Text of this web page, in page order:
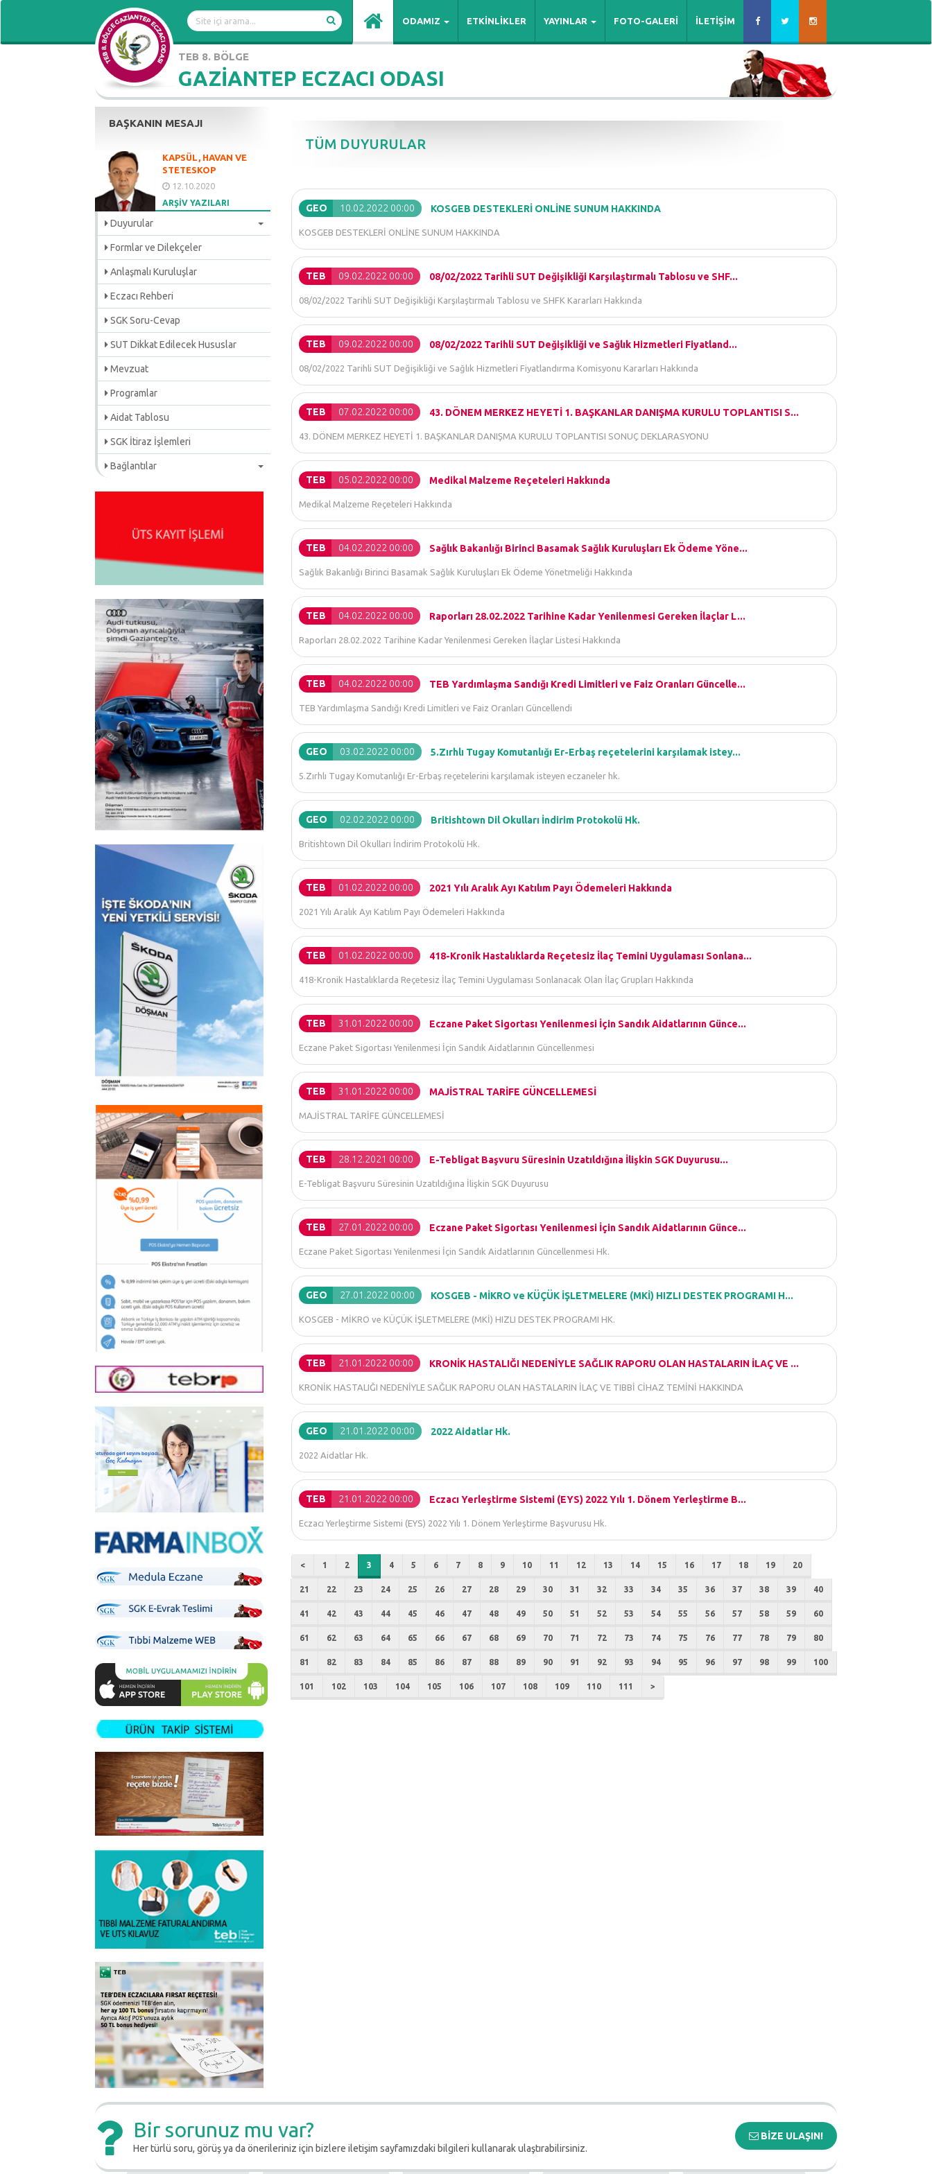
ODAMIZ ETKİNLİKLER YAYINLAR FOTO-GALERİ İLETİŞİM
TEB 8. BÖLGE
GAZİANTEP ECZACI ODASI
TÜM DUYURULAR
GEO 10.02.2022 00:00 KOSGEB DESTEKLERİ ONLİNE SUNUM HAKKINDA
KOSGEB DESTEKLERİ ONLİNE SUNUM HAKKINDA
TEB 09.02.2022 00:00 08/02/2022 Tarihli SUT Değişikliği Karşılaştırmalı Tablosu ve SHF...
08/02/2022 Tarihli SUT Değişikliği Karşılaştırmalı Tablosu ve SHFK Kararları Hakkında
TEB 09.02.2022 00:00 08/02/2022 Tarihli SUT Değişikliği ve Sağlık Hizmetleri Fiyatland...
08/02/2022 Tarihli SUT Değişikliği ve Sağlık Hizmetleri Fiyatlandırma Komisyonu Kararları Hakkında
TEB 07.02.2022 00:00 43. DÖNEM MERKEZ HEYETİ 1. BAŞKANLAR DANIŞMA KURULU TOPLANTISI S...
43. DÖNEM MERKEZ HEYETİ 1. BAŞKANLAR DANIŞMA KURULU TOPLANTISI SONUÇ DEKLARASYONU
TEB 05.02.2022 00:00 Medikal Malzeme Reçeteleri Hakkında
Medikal Malzeme Reçeteleri Hakkında
TEB 04.02.2022 00:00 Sağlık Bakanlığı Birinci Basamak Sağlık Kuruluşları Ek Ödeme Yöne...
Sağlık Bakanlığı Birinci Basamak Sağlık Kuruluşları Ek Ödeme Yönetmeliği Hakkında
TEB 04.02.2022 00:00 Raporları 28.02.2022 Tarihine Kadar Yenilenmesi Gereken İlaçlar L...
Raporları 28.02.2022 Tarihine Kadar Yenilenmesi Gereken İlaçlar Listesi Hakkında
TEB 04.02.2022 00:00 TEB Yardımlaşma Sandığı Kredi Limitleri ve Faiz Oranları Güncelle...
TEB Yardımlaşma Sandığı Kredi Limitleri ve Faiz Oranları Güncellendi
GEO 03.02.2022 00:00 5.Zırhlı Tugay Komutanlığı Er-Erbaş reçetelerini karşılamak istey...
5.Zırhlı Tugay Komutanlığı Er-Erbaş reçetelerini karşılamak isteyen eczaneler hk.
GEO 02.02.2022 00:00 Britishtown Dil Okulları İndirim Protokolü Hk.
Britishtown Dil Okulları İndirim Protokolü Hk.
TEB 01.02.2022 00:00 2021 Yılı Aralık Ayı Katılım Payı Ödemeleri Hakkında
2021 Yılı Aralık Ayı Katılım Payı Ödemeleri Hakkında
TEB 01.02.2022 00:00 418-Kronik Hastalıklarda Reçetesiz İlaç Temini Uygulaması Sonlana...
418-Kronik Hastalıklarda Reçetesiz İlaç Temini Uygulaması Sonlanacak Olan İlaç Grupları Hakkında
TEB 31.01.2022 00:00 Eczane Paket Sigortası Yenilenmesi İçin Sandık Aidatlarının Günce...
Eczane Paket Sigortası Yenilenmesi İçin Sandık Aidatlarının Güncellenmesi
TEB 31.01.2022 00:00 MAJİSTRAL TARİFE GÜNCELLEMESİ
MAJİSTRAL TARİFE GÜNCELLEMESİ
TEB 28.12.2021 00:00 E-Tebligat Başvuru Süresinin Uzatıldığına İlişkin SGK Duyurusu...
E-Tebligat Başvuru Süresinin Uzatıldığına İlişkin SGK Duyurusu
TEB 27.01.2022 00:00 Eczane Paket Sigortası Yenilenmesi İçin Sandık Aidatlarının Günce...
Eczane Paket Sigortası Yenilenmesi İçin Sandık Aidatlarının Güncellenmesi Hk.
GEO 27.01.2022 00:00 KOSGEB - MİKRO ve KÜÇÜK İŞLETMELERE (MKİ) HIZLI DESTEK PROGRAMI H...
KOSGEB - MİKRO ve KÜÇÜK İŞLETMELERE (MKİ) HIZLI DESTEK PROGRAMI HK.
TEB 21.01.2022 00:00 KRONİK HASTALIĞI NEDENİYLE SAĞLIK RAPORU OLAN HASTALARIN İLAÇ VE ...
KRONİK HASTALIĞI NEDENİYLE SAĞLIK RAPORU OLAN HASTALARIN İLAÇ VE TIBBİ CİHAZ TEMİNİ HAKKINDA
GEO 21.01.2022 00:00 2022 Aidatlar Hk.
2022 Aidatlar Hk.
TEB 21.01.2022 00:00 Eczacı Yerleştirme Sistemi (EYS) 2022 Yılı 1. Dönem Yerleştirme B...
Eczacı Yerleştirme Sistemi (EYS) 2022 Yılı 1. Dönem Yerleştirme Başvurusu Hk.
< 1 2 3 4 5 6 7 8 9 10 11 12 13 14 15 16 17 18 19 20
21 22 23 24 25 26 27 28 29 30 31 32 33 34 35 36 37 38 39 40
41 42 43 44 45 46 47 48 49 50 51 52 53 54 55 56 57 58 59 60
61 62 63 64 65 66 67 68 69 70 71 72 73 74 75 76 77 78 79 80
81 82 83 84 85 86 87 88 89 90 91 92 93 94 95 96 97 98 99 100
101 102 103 104 105 106 107 108 109 110 111 >
BAŞKANIN MESAJI
KAPSÜL, HAVAN VE
STETESKOP
12.10.2020
ARŞİV YAZILARI
Duyurular
Formlar ve Dilekçeler
Anlaşmalı Kuruluşlar
Eczacı Rehberi
SGK Soru-Cevap
SUT Dikkat Edilecek Hususlar
Mevzuat
Programlar
Aidat Tablosu
SGK İtiraz İşlemleri
Bağlantılar
Bir sorunuz mu var?
Her türlü soru, görüş ya da önerileriniz için bizlere iletişim sayfamızdaki bilgileri kullanarak ulaştırabilirsiniz.
BİZE ULAŞIN!